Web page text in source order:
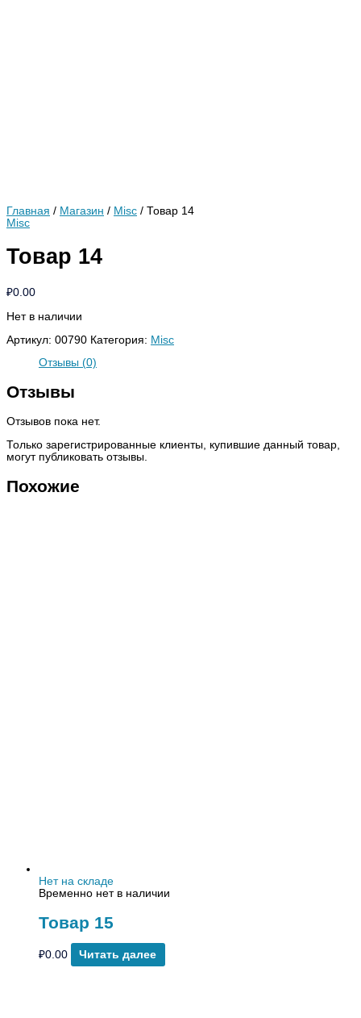
Главная / Магазин / Misc / Товар 14
Misc
Товар 14
₽0.00
Нет в наличии
Артикул: 00790 Категория: Misc
Отзывы (0)
Отзывы
Отзывов пока нет.
Только зарегистрированные клиенты, купившие данный товар,
могут публиковать отзывы.
Похожие
Нет на складе
Временно нет в наличии
Товар 15
₽0.00 Читать далее